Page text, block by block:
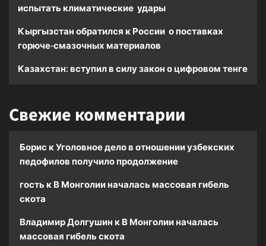
испытать климатические удары
Кыргызстан обратился к России о поставках
горюче-смазочных материалов
Казахстан: вступил в силу закон о цифровом тенге
Свежие комментарии
Борис кУголовное дело в отношении узбекских
педофилов получило продолжение
гость к В Монголии началась массовая гибель
скота
Владимир Долгушин к В Монголии началась
массовая гибель скота